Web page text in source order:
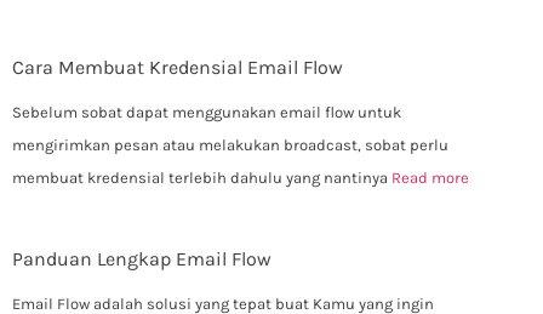
Cara Membuat Kredensial Email Flow
Sebelum sobat dapat menggunakan email flow untuk
mengirimkan pesan atau melakukan broadcast, sobat perlu
membuat kredensial terlebih dahulu yang nantinya Read more
Panduan Lengkap Email Flow
Email Flow adalah solusi yang tepat buat Kamu yang ingin